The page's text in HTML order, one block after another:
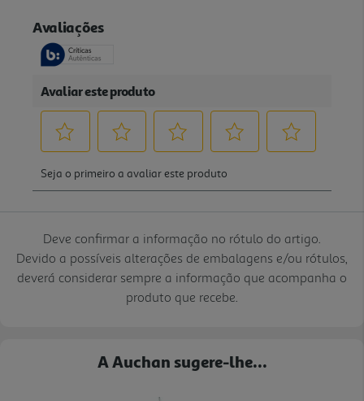
Deve confirmar a informação no rótulo do artigo.
Devido a possíveis alterações de embalagens e/ou rótulos,
deverá considerar sempre a informação que acompanha o
produto que recebe.
A Auchan sugere-lhe...